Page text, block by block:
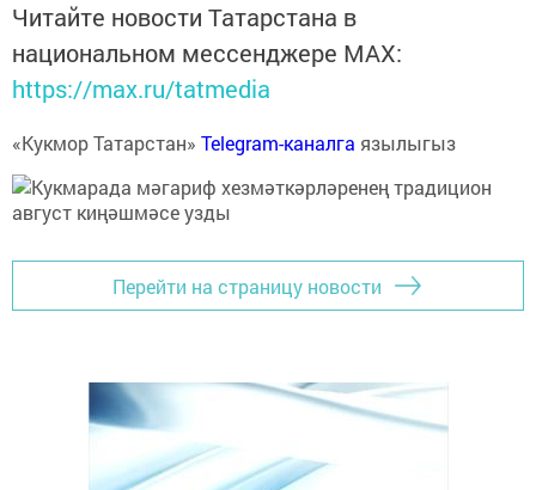
Читайте новости Татарстана в
национальном мессенджере MАХ:
https://max.ru/tatmedia
«Кукмор Татарстан» Telegram-каналга язылыгыз
Перейти на страницу новости